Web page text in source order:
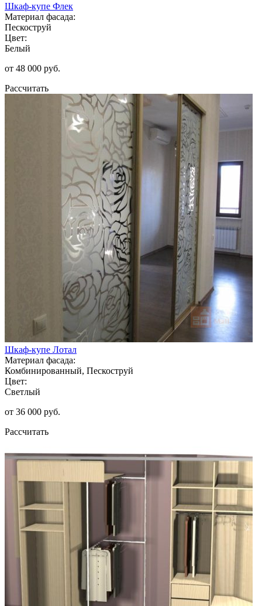
Шкаф-купе Флек
Материал фасада:
Пескоструй
Цвет:
Белый
от 48 000 руб.
Рассчитать
Шкаф-купе Лотал
Материал фасада:
Комбинированный, Пескоструй
Цвет:
Светлый
от 36 000 руб.
Рассчитать